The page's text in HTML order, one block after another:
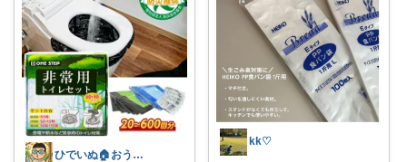
ひでいぬ🏠おうちをアイテムで快適！！
kk♡